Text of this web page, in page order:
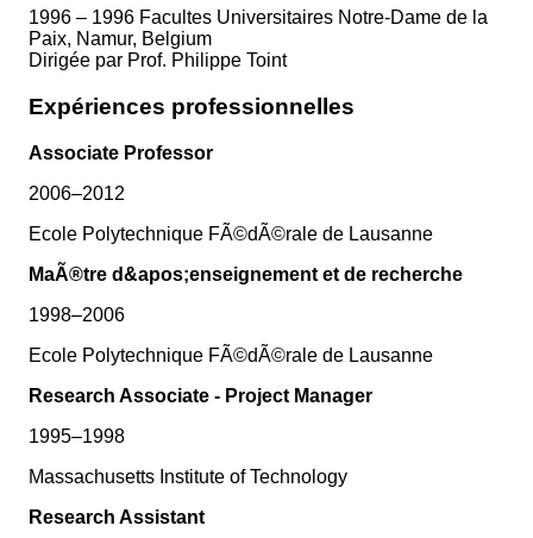
1996 – 1996 Facultes Universitaires Notre-Dame de la
Paix, Namur, Belgium
Dirigée par Prof. Philippe Toint
Expériences professionnelles
Associate Professor
2006–2012
Ecole Polytechnique FÃ©dÃ©rale de Lausanne
MaÃ®tre d&apos;enseignement et de recherche
1998–2006
Ecole Polytechnique FÃ©dÃ©rale de Lausanne
Research Associate - Project Manager
1995–1998
Massachusetts Institute of Technology
Research Assistant